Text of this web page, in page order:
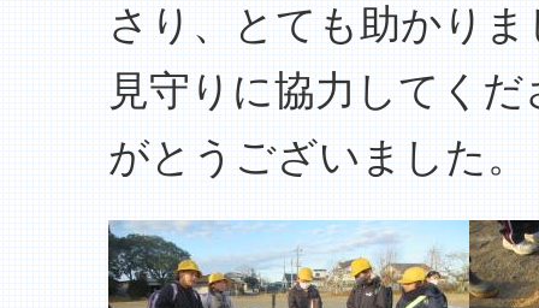
さり、とても助かり
見守りに協力してく
がとうございました。